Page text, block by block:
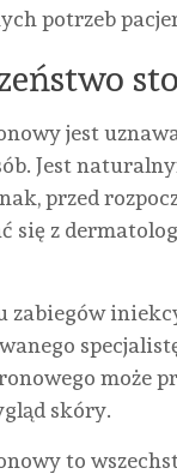
potrzeb
jest
Jest
przed
się z
zabiegów
może
skóry.
to